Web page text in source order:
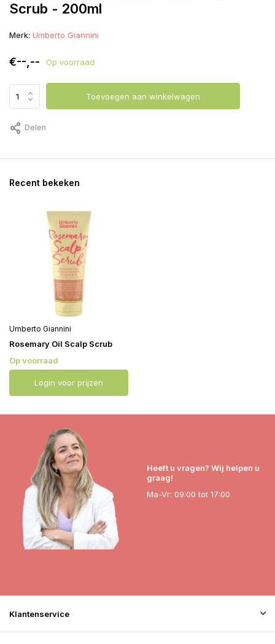
Scrub - 200ml
Merk: Umberto Giannini
€--,-- Op voorraad
Toevoegen aan winkelwagen
Delen
Recent bekeken
Umberto Giannini
Rosemary Oil Scalp Scrub
Op voorraad
Login voor prijzen
Heeft u vragen? Wij helpen u
graag!
Ma-Vr: 09:00 tot 17:00
Klantenservice